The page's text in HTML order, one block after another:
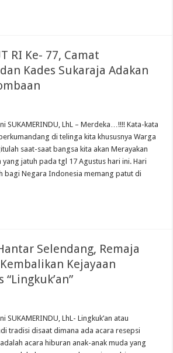
RI Ke- 77, Camat
Kades Sukaraja Adakan
SUKAMERINDU, LhL – Merdeka…!!!! Kata-kata
di telinga kita khususnya Warga
saat-saat bangsa kita akan Merayakan
yang jatuh pada tgl 17 Agustus hari ini. Hari
bagi Negara Indonesia memang patut di
Selendang, Remaja
Kejayaan
SUKAMERINDU, LhL- Lingkuk’an atau
tradisi disaat dimana ada acara resepsi
acara hiburan anak-anak muda yang